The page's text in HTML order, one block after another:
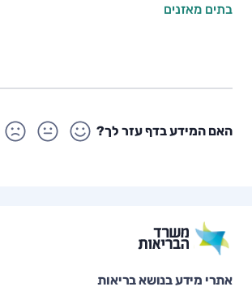
בתים מאזנים
האם המידע בדף עזר לך?
אתרי מידע בנושא בריאות